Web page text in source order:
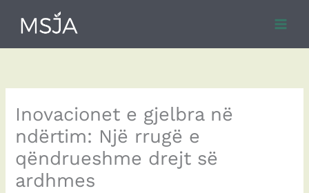
content
Inovacionet e gjelbra në
ndërtim: Një rrugë e
qëndrueshme drejt së
ardhmes